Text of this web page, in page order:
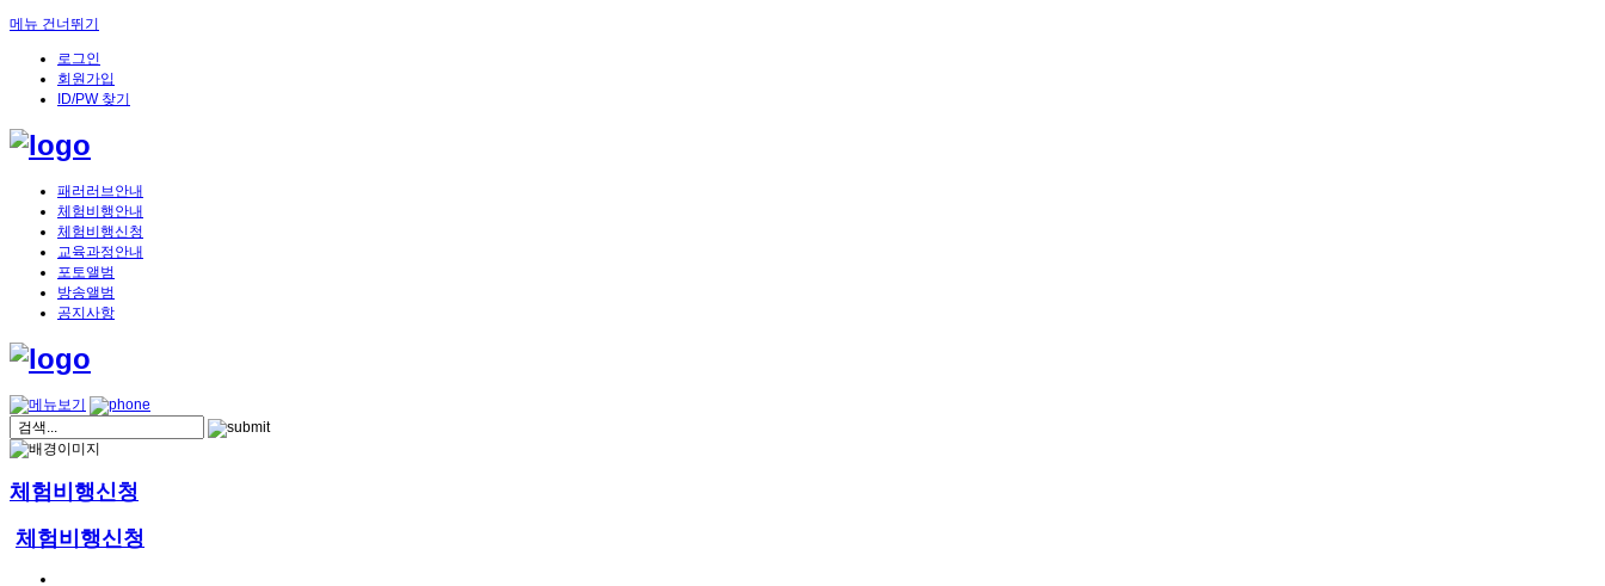
메뉴 건너뛰기
로그인
회원가입
ID/PW 찾기
패러러브안내
체험비행안내
체험비행신청
교육과정안내
포토앨범
방송앨범
공지사항
체험비행신청
체험비행신청